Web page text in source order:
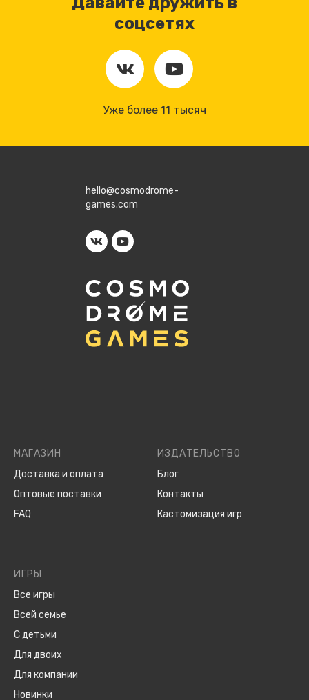
соцсетях
Уже более 11 тысяч
МАГАЗИН
Доставка и оплата
Оптовые поставки
FAQ
ИГРЫ
Все игры
Всей семье
С детьми
Для двоих
Для компании
Новинки
ИЗДАТЕЛЬСТВО
Блог
Контакты
Кастомизация игр
hello@cosmodrome-
games.com